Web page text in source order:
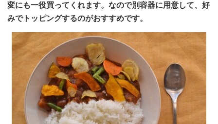
変にも一役買ってくれます。なので別容器に用意して、好
みでトッピングするのがおすすめです。